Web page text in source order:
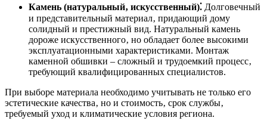
Камень (натуральный‚ искусственный)⁚ Долговечный
и представительный материал‚ придающий дому
солидный и престижный вид. Натуральный камень
дороже искусственного‚ но обладает более высокими
эксплуатационными характеристиками. Монтаж
каменной обшивки – сложный и трудоемкий процесс‚
требующий квалифицированных специалистов.
При выборе материала необходимо учитывать не только его
эстетические качества‚ но и стоимость‚ срок службы‚
требуемый уход и климатические условия региона.